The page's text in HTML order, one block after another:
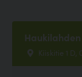
Kiiskitie 1 D,